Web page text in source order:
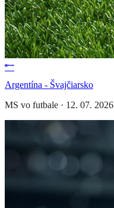
Argentína - Švajčiarsko
MS vo futbale · 12. 07. 2026